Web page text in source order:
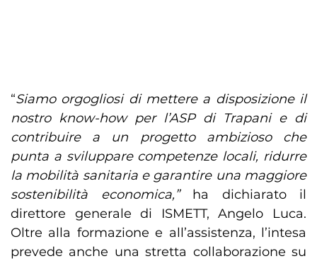
“Siamo orgogliosi di mettere a disposizione il
nostro know-how per l’ASP di Trapani e di
contribuire a un progetto ambizioso che
punta a sviluppare competenze locali, ridurre
la mobilità sanitaria e garantire una maggiore
sostenibilità economica,”ha dichiarato il
direttore generale di ISMETT, Angelo Luca.
Oltre alla formazione e all’assistenza, l’intesa
prevede anche una stretta collaborazione su